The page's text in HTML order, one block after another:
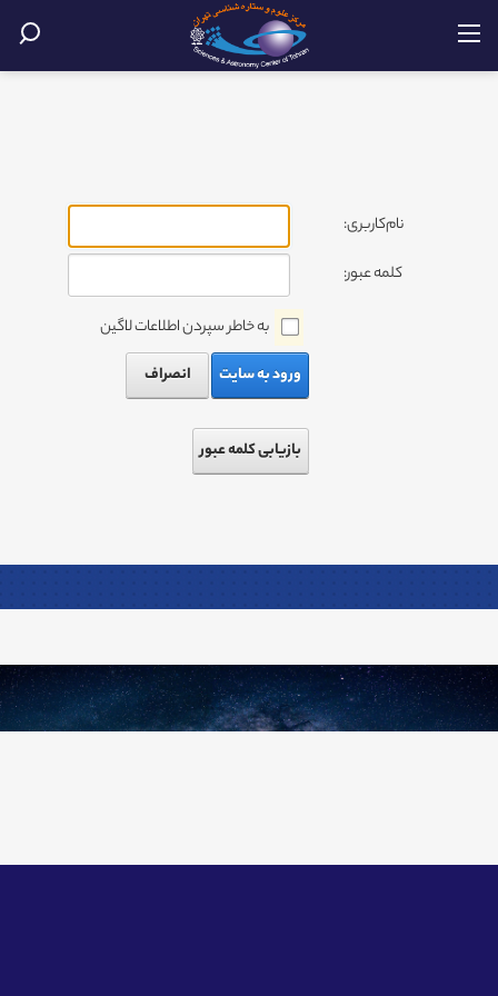
نام‌کاربری:
کلمه عبور:
به خاطر سپردن اطلاعات لاگین
ورود به سایت
انصراف
بازیابی کلمه عبور